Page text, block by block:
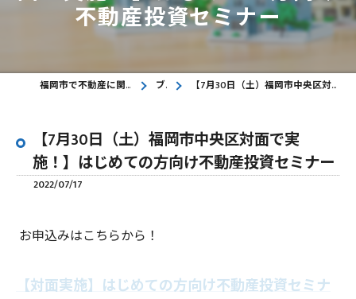
不動産投資セミナー
福岡市で不動産に関するご相談ならTAICAN株式会社 ブログ 【7月30日（土）福岡市中央区対面で実施！】はじめての方向け不動産投資セミナー
【7月30日（土）福岡市中央区対面で実
施！】はじめての方向け不動産投資セミナー
2022/07/17
お申込みはこちらから！
【対面実施】はじめての方向け不動産投資セミナ